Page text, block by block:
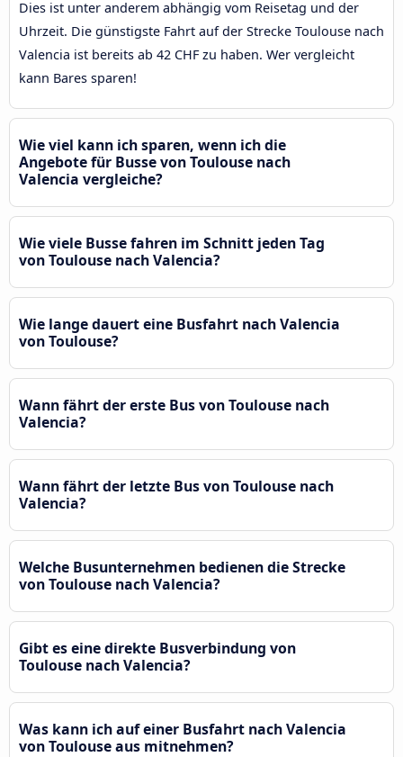
Dies ist unter anderem abhängig vom Reisetag und der
Uhrzeit. Die günstigste Fahrt auf der Strecke Toulouse nach
Valencia ist bereits ab 42 CHF zu haben. Wer vergleicht
kann Bares sparen!
Wie viel kann ich sparen, wenn ich die
Angebote für Busse von Toulouse nach
Valencia vergleiche?
Wie viele Busse fahren im Schnitt jeden Tag
von Toulouse nach Valencia?
Wie lange dauert eine Busfahrt nach Valencia
von Toulouse?
Wann fährt der erste Bus von Toulouse nach
Valencia?
Wann fährt der letzte Bus von Toulouse nach
Valencia?
Welche Busunternehmen bedienen die Strecke
von Toulouse nach Valencia?
Gibt es eine direkte Busverbindung von
Toulouse nach Valencia?
Was kann ich auf einer Busfahrt nach Valencia
von Toulouse aus mitnehmen?